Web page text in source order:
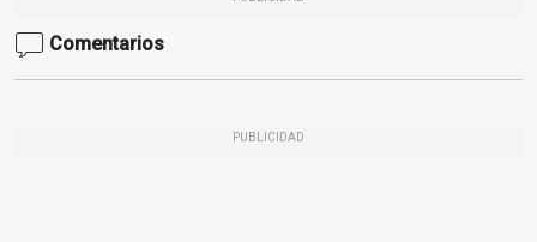
Comentarios
PUBLICIDAD